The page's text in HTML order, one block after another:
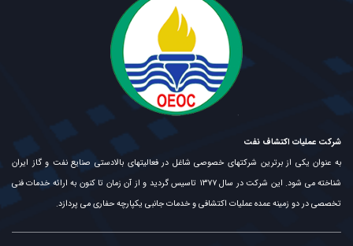
شرکت عملیات اکتشاف نفت
به عنوان یکی از برترین شرکتهای خصوصی شاغل در فعالیتهای بالادستی صنایع نفت و گاز ایران
شناخته می شود. این شرکت در سال ۱۳۷۷ تاسیس گردید و از آن زمان تا کنون به ارائه خدمات فنی
تخصصی در دو زمینه عمده عملیات اکتشافی و خدمات جانبی یکپارچه حفاری می پردازد.